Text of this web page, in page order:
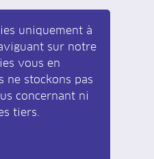
uniquement à
sur notre
vous en
ne stockons pas
concernant ni
tiers.
à la newsletter